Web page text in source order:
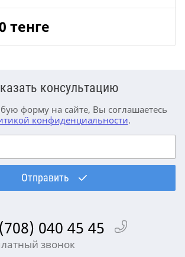
тенге
консультацию
форму на сайте, Вы соглашаетесь
конфиденциальности.
Отправить
040 45 45
звонок